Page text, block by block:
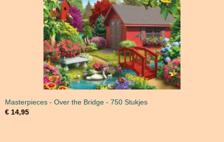
Masterpieces - Over the Bridge - 750 Stukjes
€ 14,95